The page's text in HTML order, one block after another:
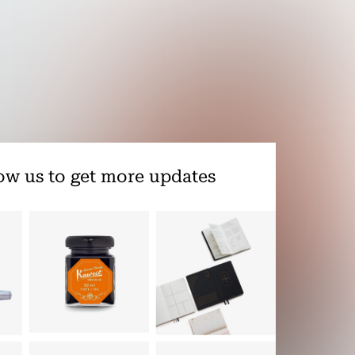
us to get more updates